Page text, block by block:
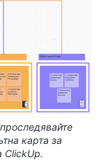
карта за
ClickUp.